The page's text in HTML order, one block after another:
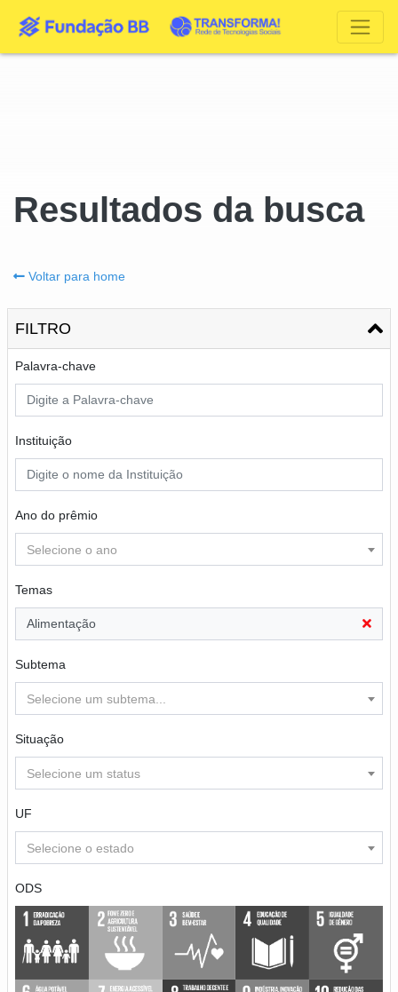
Resultados da busca
Voltar para home
FILTRO
Palavra-chave
Instituição
Ano do prêmio
Selecione o ano
Temas
Alimentação
Subtema
Selecione um subtema...
Situação
Selecione um status
UF
Selecione o estado
ODS